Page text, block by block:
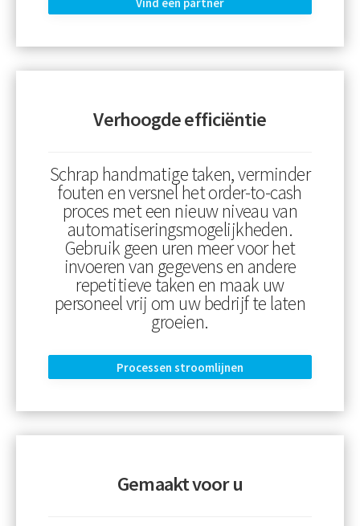
Verhoogde efficiëntie
Schrap handmatige taken, verminder
fouten en versnel het order-to-cash
proces met een nieuw niveau van
automatiseringsmogelijkheden.
Gebruik geen uren meer voor het
invoeren van gegevens en andere
repetitieve taken en maak uw
personeel vrij om uw bedrijf te laten
groeien.
Processen stroomlijnen
Gemaakt voor u